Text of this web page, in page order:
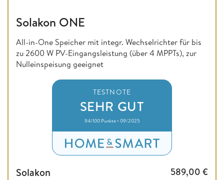
Solakon ONE
All-in-One Speicher mit integr. Wechselrichter für bis
zu 2600 W PV-Eingangsleistung (über 4 MPPTs), zur
Nulleinspeisung geeignet
TESTNOTE
SEHR GUT
94/100 Punkte • 09/2025
Solakon 589,00 €